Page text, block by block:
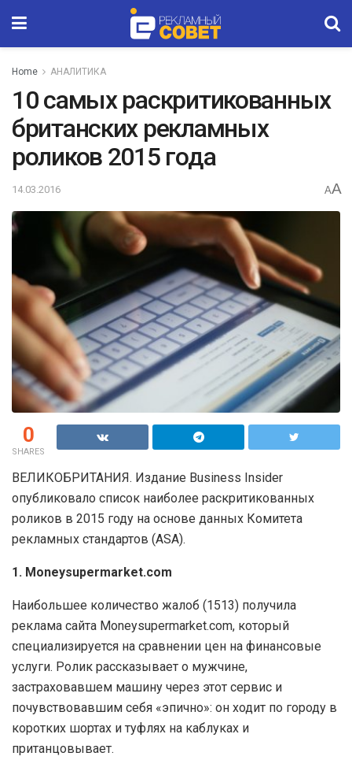
Home АНАЛИТИКА
10 самых раскритикованных
британских рекламных
роликов 2015 года
14.03.2016 AA
0
SHARES
ВЕЛИКОБРИТАНИЯ. Издание Business Insider
опубликовало список наиболее раскритикованных
роликов в 2015 году на основе данных Комитета
рекламных стандартов (ASA).
1. Moneysupermarket.com
Наибольшее количество жалоб (1513) получила
реклама сайта Moneysupermarket.com, который
специализируется на сравнении цен на финансовые
услуги. Ролик рассказывает о мужчине,
застраховавшем машину через этот сервис и
почувствовавшим себя «эпично»: он ходит по городу в
коротких шортах и туфлях на каблуках и
пританцовывает.